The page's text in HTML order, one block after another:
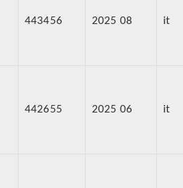
443456 2025 08 it
442655 2025 06 it